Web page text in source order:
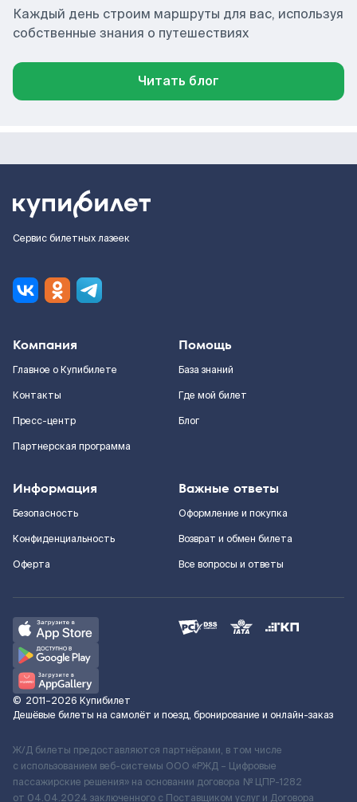
Каждый день строим маршруты для вас, используя
собственные знания о путешествиях
Читать блог
Сервис билетных лазеек
Компания
Главное о Купибилете
Контакты
Пресс-центр
Партнерская программа
Помощь
База знаний
Где мой билет
Блог
Информация
Безопасность
Конфиденциальность
Оферта
Важные ответы
Оформление и покупка
Возврат и обмен билета
Все вопросы и ответы
© 2011–2026 Купибилет
Дешёвые билеты на самолёт и поезд, бронирование и онлайн-заказ
Ж/Д билеты предоставляются партнёрами, в том числе
с использованием веб-системы ООО «РЖД – Цифровые
пассажирские решения» на основании договора № ЦПР-1282
от 04.04.2024 заключенного с Поставщиком услуг и Договора